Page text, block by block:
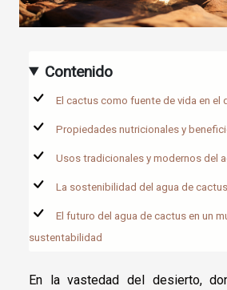
Contenido
El cactus como fuente de vida en el
Propiedades nutricionales y
Usos tradicionales y modernos del
La sostenibilidad del agua de
El futuro del agua de cactus en un
sustentabilidad
En la vastedad del desierto,